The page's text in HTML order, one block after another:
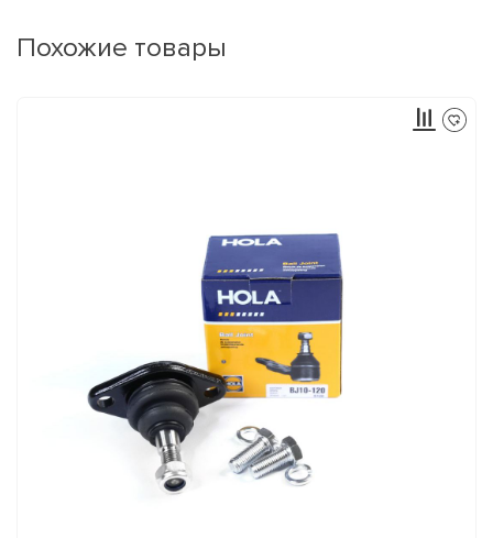
Похожие товары